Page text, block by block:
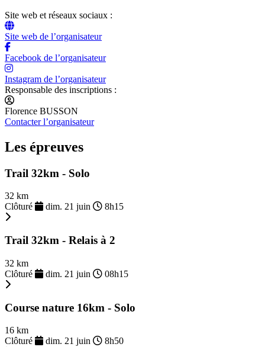
Site web et réseaux sociaux :
Site web de l’organisateur
Facebook de l’organisateur
Instagram de l’organisateur
Responsable des inscriptions :
Florence BUSSON
Contacter l’organisateur
Les épreuves
Trail 32km - Solo
32 km
Clôturé
dim. 21 juin 8h15
Trail 32km - Relais à 2
32 km
Clôturé
dim. 21 juin 08h15
Course nature 16km - Solo
16 km
Clôturé
dim. 21 juin 8h50